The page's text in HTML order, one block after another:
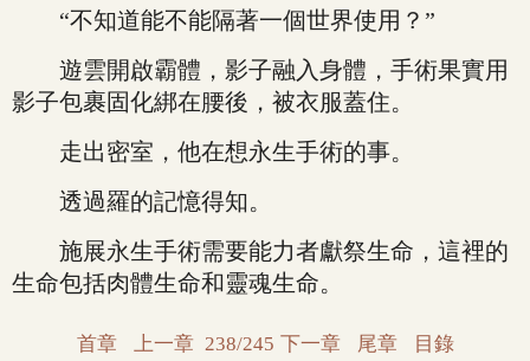
“不知道能不能隔著一個世界使用？”
遊雲開啟霸體，影子融入身體，手術果實用
影子包裹固化綁在腰後，被衣服蓋住。
走出密室，他在想永生手術的事。
透過羅的記憶得知。
施展永生手術需要能力者獻祭生命，這裡的
生命包括肉體生命和靈魂生命。
首章 上一章 238/245 下一章 尾章 目錄